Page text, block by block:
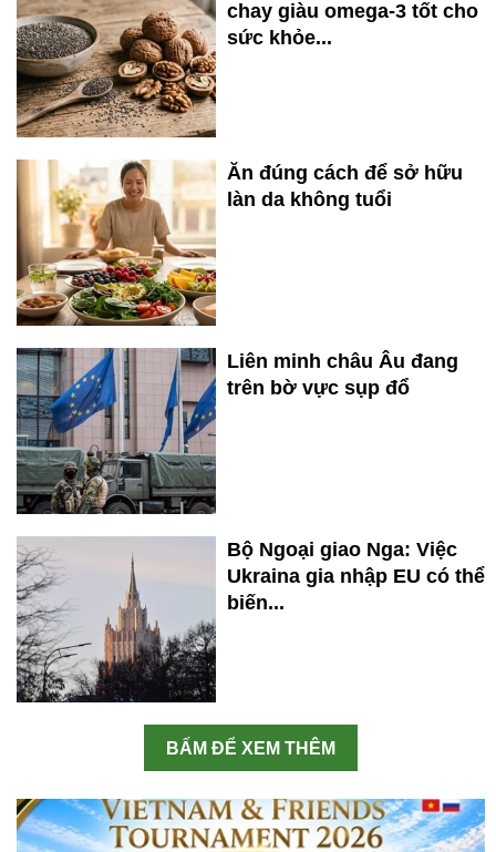
chay giàu omega-3 tốt cho
sức khỏe...
Ăn đúng cách để sở hữu
làn da không tuổi
Liên minh châu Âu đang
trên bờ vực sụp đổ
Bộ Ngoại giao Nga: Việc
Ukraina gia nhập EU có thể
biến...
BẤM ĐỂ XEM THÊM